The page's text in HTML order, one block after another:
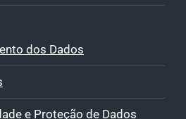
dos Dados
e Proteção de Dados